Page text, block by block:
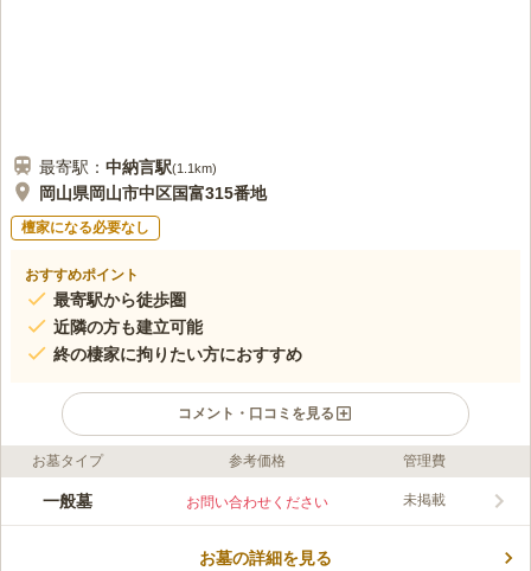
最寄駅： 中納言駅(1.1km)
岡山県岡山市中区国富315番地
檀家になる必要なし
おすすめポイント
最寄駅から徒歩圏
近隣の方も建立可能
終の棲家に拘りたい方におすすめ
コメント・口コミを見る
ライフドット編集部のコメント
国道250号線の近くにある、宗教不問の市営墓地です。 山陽自動
ンビニや飲食店などがあり、お墓参りの前後に立ち寄ることがで
お墓タイプ 参考価格 管理費
一般墓 お問い合わせください 未掲載
お墓の詳細を見る